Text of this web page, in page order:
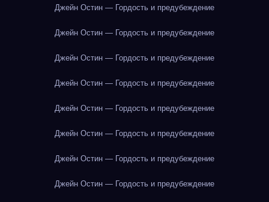
Джейн Остин — Гордость и предубеждение
Джейн Остин — Гордость и предубеждение
Джейн Остин — Гордость и предубеждение
Джейн Остин — Гордость и предубеждение
Джейн Остин — Гордость и предубеждение
Джейн Остин — Гордость и предубеждение
Джейн Остин — Гордость и предубеждение
Джейн Остин — Гордость и предубеждение